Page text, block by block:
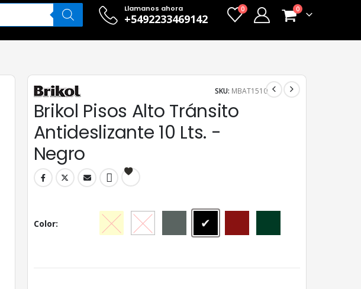
Llamanos ahora
+5492233469142
0 0
Brikol Pisos Alto Tránsito
Antideslizante 10 Lts. -
Negro
SKU: MBAT1510
Color Amarillo Blanco Negro